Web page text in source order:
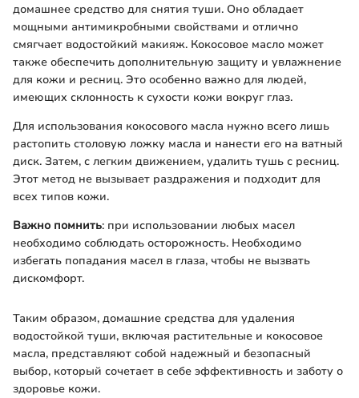
домашнее средство для снятия туши. Оно обладает
мощными антимикробными свойствами и отлично
смягчает водостойкий макияж. Кокосовое масло может
также обеспечить дополнительную защиту и увлажнение
для кожи и ресниц. Это особенно важно для людей,
имеющих склонность к сухости кожи вокруг глаз.
Для использования кокосового масла нужно всего лишь
растопить столовую ложку масла и нанести его на ватный
диск. Затем, с легким движением, удалить тушь с ресниц.
Этот метод не вызывает раздражения и подходит для
всех типов кожи.
Важно помнить: при использовании любых масел
необходимо соблюдать осторожность. Необходимо
избегать попадания масел в глаза, чтобы не вызвать
дискомфорт.
Таким образом, домашние средства для удаления
водостойкой туши, включая растительные и кокосовое
масла, представляют собой надежный и безопасный
выбор, который сочетает в себе эффективность и заботу о
здоровье кожи.